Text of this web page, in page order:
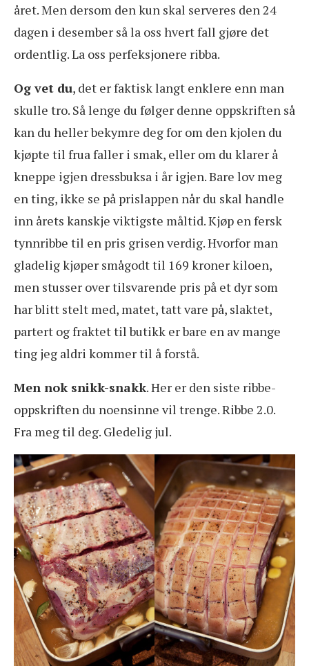
året. Men dersom den kun skal serveres den 24
dagen i desember så la oss hvert fall gjøre det
ordentlig. La oss perfeksjonere ribba.
Og vet du, det er faktisk langt enklere enn man
skulle tro. Så lenge du følger denne oppskriften så
kan du heller bekymre deg for om den kjolen du
kjøpte til frua faller i smak, eller om du klarer å
kneppe igjen dressbuksa i år igjen. Bare lov meg
en ting, ikke se på prislappen når du skal handle
inn årets kanskje viktigste måltid. Kjøp en fersk
tynnribbe til en pris grisen verdig. Hvorfor man
gladelig kjøper smågodt til 169 kroner kiloen,
men stusser over tilsvarende pris på et dyr som
har blitt stelt med, matet, tatt vare på, slaktet,
partert og fraktet til butikk er bare en av mange
ting jeg aldri kommer til å forstå.
Men nok snikk-snakk. Her er den siste ribbe-
oppskriften du noensinne vil trenge. Ribbe 2.0.
Fra meg til deg. Gledelig jul.